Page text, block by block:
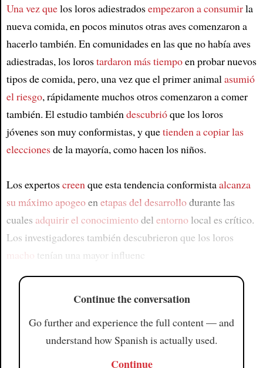
Una vez quelos loros adiestradosempezaron a consumirla
nueva comida, en pocos minutos otras aves comenzaron a
hacerlo también. En comunidades en las que no había aves
adiestradas, los lorostardaron más tiempoen probar nuevos
tipos de comida, pero, una vez que el primer animal asumió
el riesgo, rápidamente muchos otros comenzaron a comer
también. El estudio también descubrióque los loros
jóvenes son muy conformistas, y quetienden a copiar las
eleccionesde la mayoría, como hacen los niños.
Los expertoscreen que esta tendencia conformistaalcanza
su máximo apogeoen etapas del desarrollodurante las
cuales adquirir el conocimientodel entornolocal es crítico.
Los investigadores también descubrieron que los loros
macho
tenían una mayor influenc
Continue the conversation
Go further and experience the full content — and
understand how Spanish is actually used.
Continue